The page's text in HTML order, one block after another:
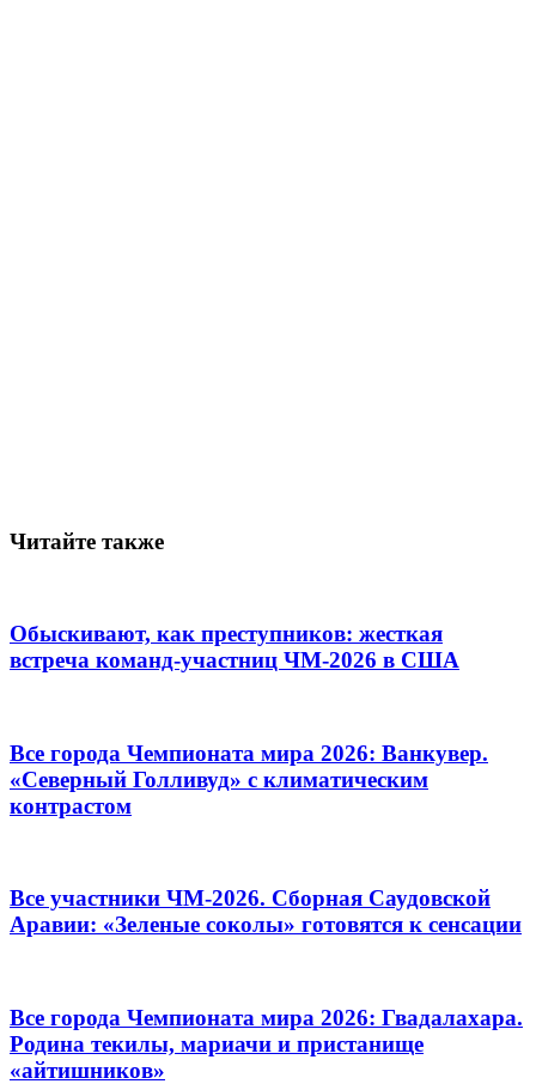
Читайте также
Обыскивают, как преступников: жесткая
встреча команд-участниц ЧМ-2026 в США
Все города Чемпионата мира 2026: Ванкувер.
«Северный Голливуд» с климатическим
контрастом
Все участники ЧМ-2026. Сборная Саудовской
Аравии: «Зеленые соколы» готовятся к сенсации
Все города Чемпионата мира 2026: Гвадалахара.
Родина текилы, мариачи и пристанище
«айтишников»